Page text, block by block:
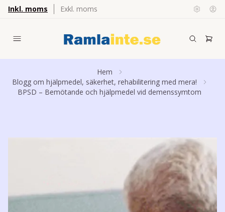
Inkl. moms Exkl. moms
Hem
Blogg om hjälpmedel, säkerhet, rehabilitering med mera!
BPSD – Bemötande och hjälpmedel vid demenssymtom